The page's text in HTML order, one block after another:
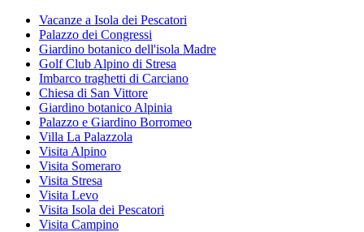
Vacanze a Isola dei Pescatori
Palazzo dei Congressi
Giardino botanico dell'isola Madre
Golf Club Alpino di Stresa
Imbarco traghetti di Carciano
Chiesa di San Vittore
Giardino botanico Alpinia
Palazzo e Giardino Borromeo
Villa La Palazzola
Visita Alpino
Visita Someraro
Visita Stresa
Visita Levo
Visita Isola dei Pescatori
Visita Campino